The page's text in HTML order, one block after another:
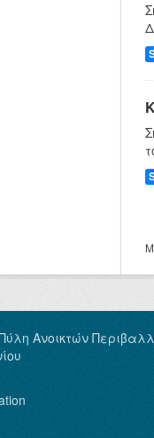
Ανοικτών